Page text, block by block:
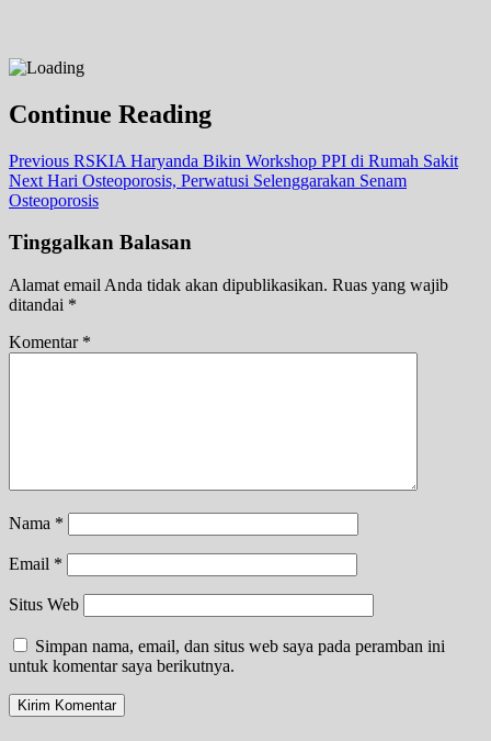
Continue Reading
Previous RSKIA Haryanda Bikin Workshop PPI di Rumah Sakit
Next Hari Osteoporosis, Perwatusi Selenggarakan Senam
Osteoporosis
Tinggalkan Balasan
Alamat email Anda tidak akan dipublikasikan. Ruas yang wajib
ditandai *
Komentar *
Nama *
Email *
Situs Web
Simpan nama, email, dan situs web saya pada peramban ini
untuk komentar saya berikutnya.